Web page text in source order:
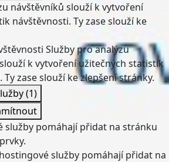
návštěvníků slouží k vytvoření
návštěvnosti. Ty zase slouží ke
Služby pro analýzu
k vytvoření užitečných statistik
Ty zase slouží ke zlepšení stránky.
(1)
služby pomáhají přidat na stránku
služby pomáhají přidat na